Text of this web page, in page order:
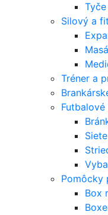
Silový a
Tréner a
Siete
Pomôcky
Box